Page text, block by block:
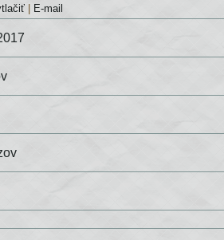
E-mail